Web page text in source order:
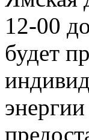
12-00
будет